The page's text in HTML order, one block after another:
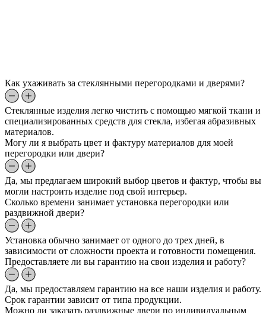
Как ухаживать за стеклянными перегородками и дверями?
Стеклянные изделия легко чистить с помощью мягкой ткани и
специализированных средств для стекла, избегая абразивных
материалов.
Могу ли я выбрать цвет и фактуру материалов для моей
перегородки или двери?
Да, мы предлагаем широкий выбор цветов и фактур, чтобы вы
могли настроить изделие под свой интерьер.
Сколько времени занимает установка перегородки или
раздвижной двери?
Установка обычно занимает от одного до трех дней, в
зависимости от сложности проекта и готовности помещения.
Предоставляете ли вы гарантию на свои изделия и работу?
Да, мы предоставляем гарантию на все наши изделия и работу.
Срок гарантии зависит от типа продукции.
Можно ли заказать раздвижные двери по индивидуальным